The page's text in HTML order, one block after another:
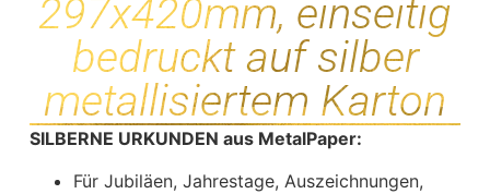
297x420mm, einseitig
bedruckt auf silber
metallisiertem Karton
SILBERNE URKUNDEN aus MetalPaper:
Für Jubiläen, Jahrestage, Auszeichnungen,